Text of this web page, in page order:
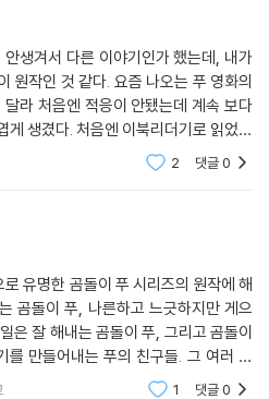
생겨서 다른 이야기인가 했는데, 내가
원작인 것 같다. 요즘 나오는 푸 영화의
라 처음엔 적응이 안됐는데 계속 보다
게 생겼다. 처음엔 이북리더기로 읽었는
트를 즐기기엔 적합하지 않은 것 같다.
2 댓글0
유명한 곰돌이 푸 시리즈의 원작에 해
곰돌이 푸, 나른하고 느긋하지만 게으
은 잘 해내는 곰돌이 푸, 그리고 곰돌이
를 만들어내는 푸의 친구들. 그 여러 캐
이 푸근해지는 듯한 따스한 스토리가
1 댓글0